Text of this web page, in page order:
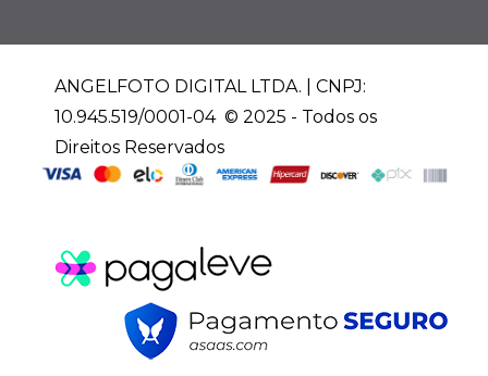
ANGELFOTO DIGITAL LTDA. | CNPJ:
10.945.519/0001-04 © 2025 - Todos os
Direitos Reservados